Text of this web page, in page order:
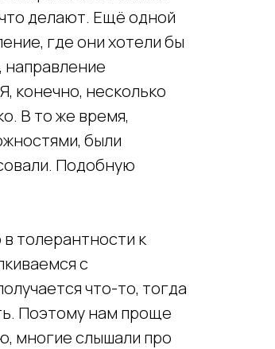
делают. Ещё одной
где они хотели бы
направление
конечно, несколько
В то же время,
были
Подобную
толерантности к
с
что-то, тогда
Поэтому нам проще
многие слышали про